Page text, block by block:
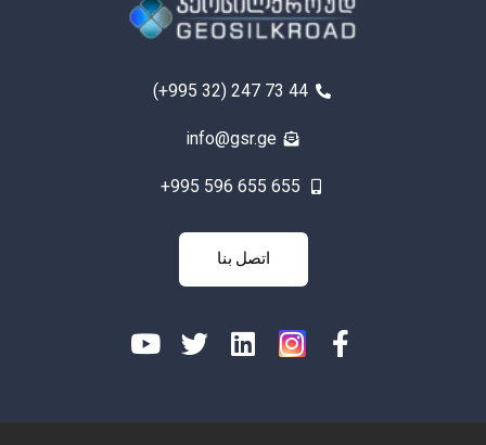
(+995 32) 247 73 44
info@gsr.ge
+995 596 655 655
اتصل بنا